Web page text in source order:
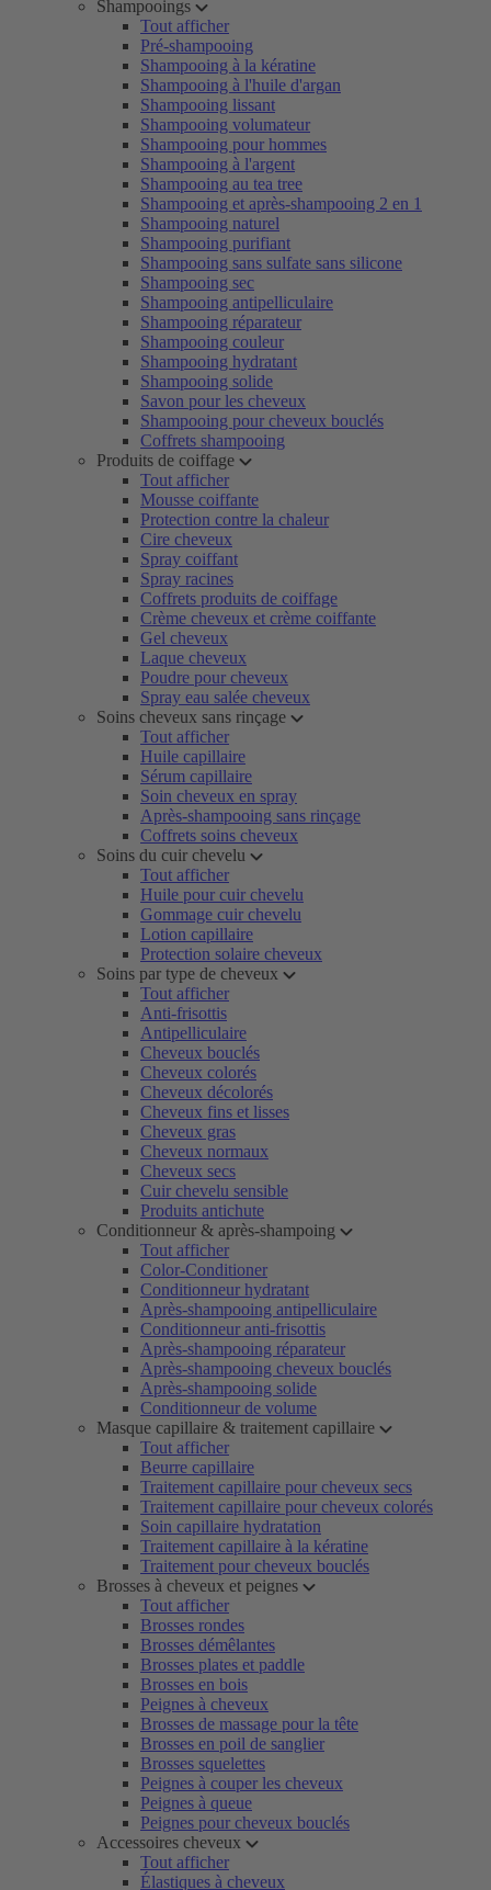
Shampooings
Tout afficher
Pré-shampooing
Shampooing à la kératine
Shampooing à l'huile d'argan
Shampooing lissant
Shampooing volumateur
Shampooing pour hommes
Shampooing à l'argent
Shampooing au tea tree
Shampooing et après-shampooing 2 en 1
Shampooing naturel
Shampooing purifiant
Shampooing sans sulfate sans silicone
Shampooing sec
Shampooing antipelliculaire
Shampooing réparateur
Shampooing couleur
Shampooing hydratant
Shampooing solide
Savon pour les cheveux
Shampooing pour cheveux bouclés
Coffrets shampooing
Produits de coiffage
Tout afficher
Mousse coiffante
Protection contre la chaleur
Cire cheveux
Spray coiffant
Spray racines
Coffrets produits de coiffage
Crème cheveux et crème coiffante
Gel cheveux
Laque cheveux
Poudre pour cheveux
Spray eau salée cheveux
Soins cheveux sans rinçage
Tout afficher
Huile capillaire
Sérum capillaire
Soin cheveux en spray
Après-shampooing sans rinçage
Coffrets soins cheveux
Soins du cuir chevelu
Tout afficher
Huile pour cuir chevelu
Gommage cuir chevelu
Lotion capillaire
Protection solaire cheveux
Soins par type de cheveux
Tout afficher
Anti-frisottis
Antipelliculaire
Cheveux bouclés
Cheveux colorés
Cheveux décolorés
Cheveux fins et lisses
Cheveux gras
Cheveux normaux
Cheveux secs
Cuir chevelu sensible
Produits antichute
Conditionneur & après-shampoing
Tout afficher
Color-Conditioner
Conditionneur hydratant
Après-shampooing antipelliculaire
Conditionneur anti-frisottis
Après-shampooing réparateur
Après-shampooing cheveux bouclés
Après-shampooing solide
Conditionneur de volume
Masque capillaire & traitement capillaire
Tout afficher
Beurre capillaire
Traitement capillaire pour cheveux secs
Traitement capillaire pour cheveux colorés
Soin capillaire hydratation
Traitement capillaire à la kératine
Traitement pour cheveux bouclés
Brosses à cheveux et peignes
Tout afficher
Brosses rondes
Brosses démêlantes
Brosses plates et paddle
Brosses en bois
Peignes à cheveux
Brosses de massage pour la tête
Brosses en poil de sanglier
Brosses squelettes
Peignes à couper les cheveux
Peignes à queue
Peignes pour cheveux bouclés
Accessoires cheveux
Tout afficher
Élastiques à cheveux